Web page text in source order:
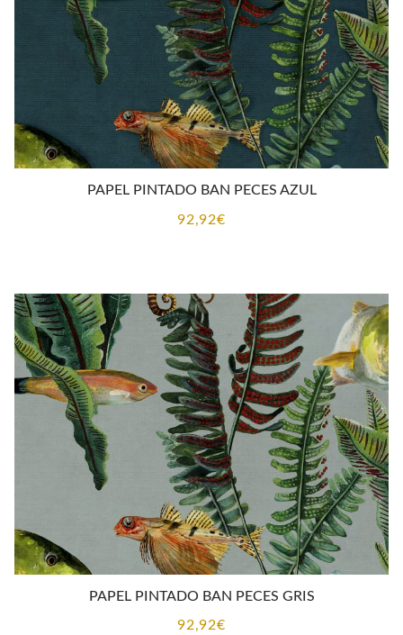
PAPEL PINTADO BAN PECES AZUL
92,92€
PAPEL PINTADO BAN PECES GRIS
92,92€